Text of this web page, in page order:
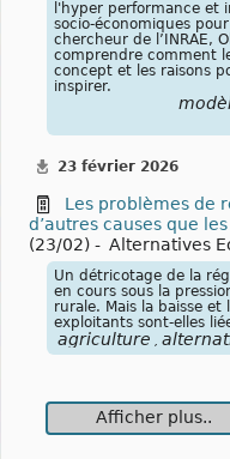
l'hyper performance et
socio-économiques
chercheur de l’INRAE,
comprendre comment
concept et les raisons
inspirer.
23 février 2026
Les problèmes de
d’autres causes que
(23/02) - Alternatives
Un détricotage de la
en cours sous la
rurale. Mais la baisse
exploitants sont-elles
agriculture
Afficher plus..